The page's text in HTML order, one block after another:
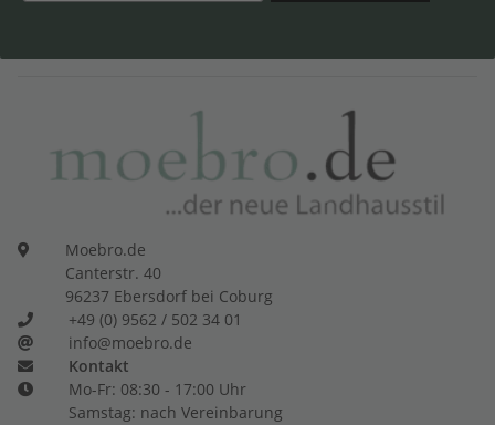
Moebro.de
Canterstr. 40
96237 Ebersdorf bei Coburg
+49 (0) 9562 / 502 34 01
info@moebro.de
Kontakt
Mo-Fr: 08:30 - 17:00 Uhr
Samstag: nach Vereinbarung